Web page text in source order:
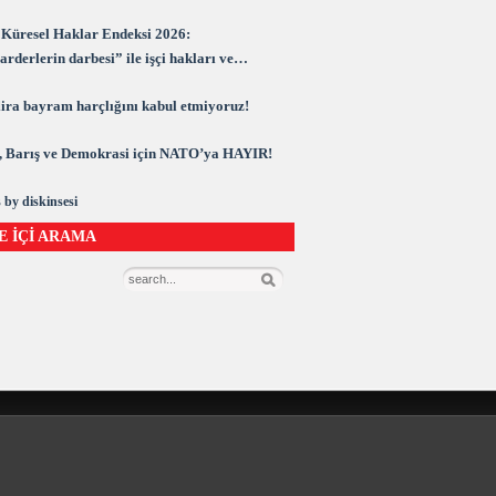
Haklar Endeksi 2026:
darbesi” ile işçi hakları ve
bayram harçlığını kabul etmiyoruz!
Barış ve Demokrasi için NATO’ya HAYIR!
by diskinsesi
İÇİ ARAMA